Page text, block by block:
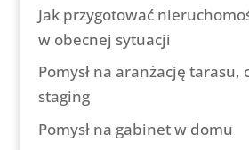
Jak przygotować
w obecnej sytuacji
Pomysł na aranżację tarasu,
staging
Pomysł na gabinet w domu